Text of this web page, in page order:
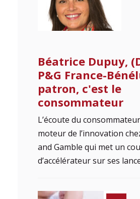
Béatrice Dupuy,
P&G France-
patron, c'est le
consommateur
L’écoute du
moteur de l’innovation
and Gamble qui met un
d’accélérateur sur ses